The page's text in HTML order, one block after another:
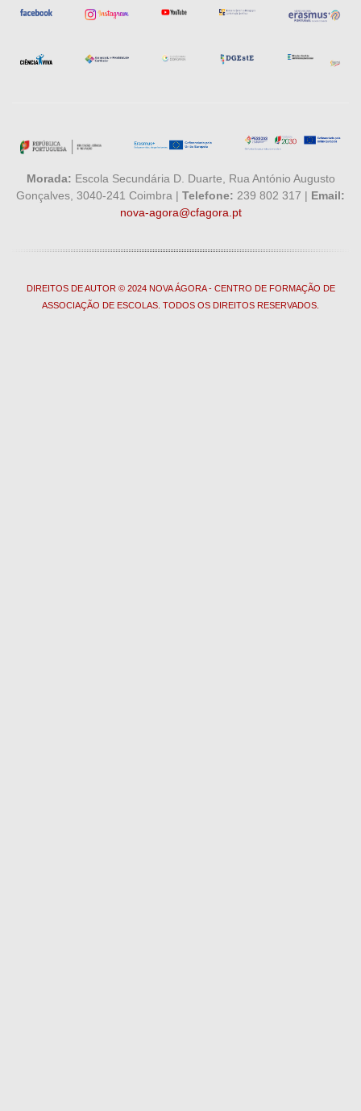
Morada: Escola Secundária D. Duarte, Rua António Augusto
Gonçalves, 3040-241 Coimbra | Telefone: 239 802 317 | Email:
nova-agora@cfagora.pt
DIREITOS DE AUTOR © 2024 NOVA ÁGORA - CENTRO DE FORMAÇÃO DE
ASSOCIAÇÃO DE ESCOLAS. TODOS OS DIREITOS RESERVADOS.